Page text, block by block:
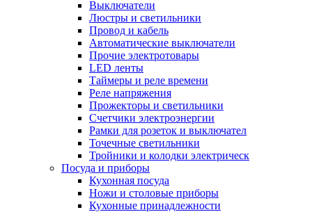
Выключатели
Люстры и светильники
Провод и кабель
Автоматические выключатели
Прочие электротовары
LED ленты
Таймеры и реле времени
Реле напряжения
Прожекторы и светильники
Счетчики электроэнергии
Рамки для розеток и выключател
Точечные светильники
Тройники и колодки электрическ
Посуда и приборы
Кухонная посуда
Ножи и столовые приборы
Кухонные принадлежности